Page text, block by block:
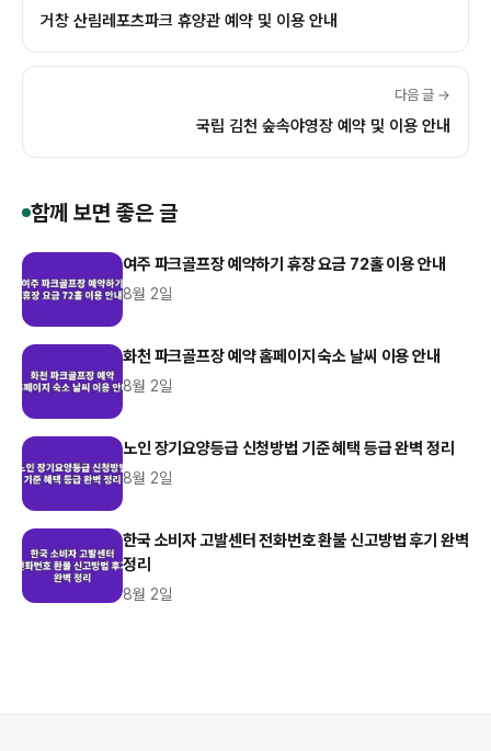
거창 산림레포츠파크 휴양관 예약 및 이용 안내
다음 글 →
국립 김천 숲속야영장 예약 및 이용 안내
함께 보면 좋은 글
여주 파크골프장 예약하기 휴장 요금 72홀 이용 안내
8월 2일
화천 파크골프장 예약 홈페이지 숙소 날씨 이용 안내
8월 2일
노인 장기요양등급 신청방법 기준 혜택 등급 완벽 정리
8월 2일
한국 소비자 고발센터 전화번호 환불 신고방법 후기 완벽
정리
8월 2일